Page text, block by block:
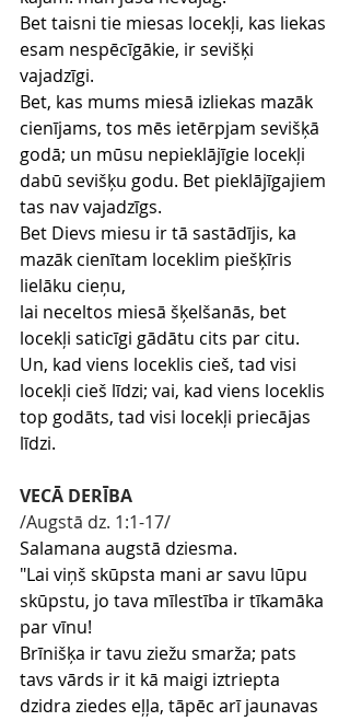
Bet taisni tie miesas locekļi, kas liekas
esam nespēcīgākie, ir sevišķi
vajadzīgi.
Bet, kas mums miesā izliekas mazāk
cienījams, tos mēs ietērpjam sevišķā
godā; un mūsu nepieklājīgie locekļi
dabū sevišķu godu. Bet pieklājīgajiem
tas nav vajadzīgs.
Bet Dievs miesu ir tā sastādījis, ka
mazāk cienītam loceklim piešķīris
lielāku cieņu,
lai neceltos miesā šķelšanās, bet
locekļi saticīgi gādātu cits par citu.
Un, kad viens loceklis cieš, tad visi
locekļi cieš līdzi; vai, kad viens loceklis
top godāts, tad visi locekļi priecājas
līdzi.
VECĀ DERĪBA
/Augstā dz. 1:1-17/
Salamana augstā dziesma.
"Lai viņš skūpsta mani ar savu lūpu
skūpstu, jo tava mīlestība ir tīkamāka
par vīnu!
Brīnišķa ir tavu ziežu smarža; pats
tavs vārds ir it kā maigi iztriepta
dzidra ziedes eļļa, tāpēc arī jaunavas